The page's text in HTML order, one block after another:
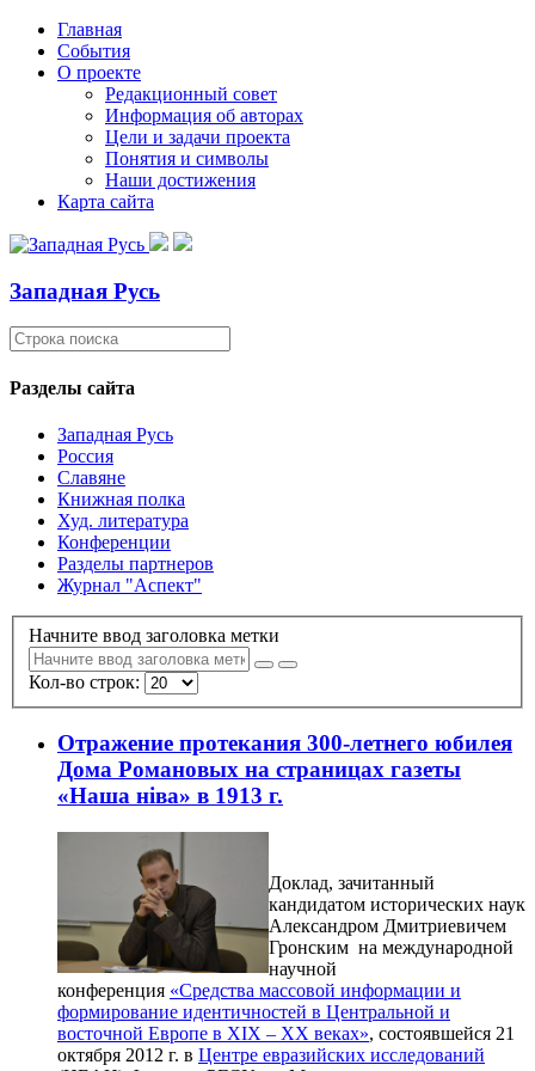
Главная
События
О проекте
Редакционный совет
Информация об авторах
Цели и задачи проекта
Понятия и символы
Наши достижения
Карта сайта
Западная Русь
Разделы сайта
Западная Русь
Россия
Славяне
Книжная полка
Худ. литература
Конференции
Разделы партнеров
Журнал "Аспект"
Начните ввод заголовка метки
Кол-во строк:
Отражение протекания 300-летнего юбилея
Дома Романовых на страницах газеты
«Наша нiва» в 1913 г.
Доклад, зачитанный
кандидатом исторических наук
Александром Дмитриевичем
Гронским на международной
научной
конференция «Средства массовой информации и
формирование идентичностей в Центральной и
восточной Европе в XIX – XX веках», состоявшейся 21
октября 2012 г. в Центре евразийских исследований